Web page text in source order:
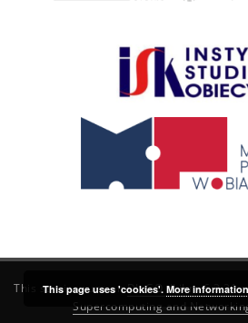
This service runs onDInGO dLibra 6.3.21
Supercomputing and
This page uses 'cookies'. More information